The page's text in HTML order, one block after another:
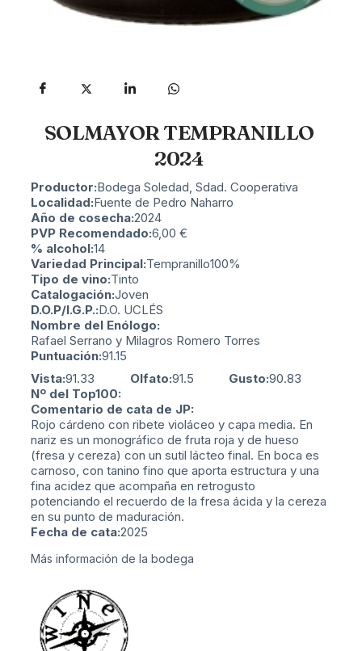
SOLMAYOR TEMPRANILLO
2024
Productor:Bodega Soledad, Sdad. Cooperativa
Localidad:Fuente de Pedro Naharro
Año de cosecha:2024
PVP Recomendado:6,00 €
% alcohol:14
Variedad Principal:Tempranillo100%
Tipo de vino:Tinto
Catalogación:Joven
D.O.P/I.G.P.:D.O. UCLÉS
Nombre del Enólogo:
Rafael Serrano y Milagros Romero Torres
Puntuación:91.15
Vista:91.33 Olfato:91.5 Gusto:90.83
Nº del Top100:
Comentario de cata de JP:
Rojo cárdeno con ribete violáceo y capa media. En
nariz es un monográfico de fruta roja y de hueso
(fresa y cereza) con un sutil lácteo final. En boca es
carnoso, con tanino fino que aporta estructura y una
fina acidez que acompaña en retrogusto
potenciando el recuerdo de la fresa ácida y la cereza
en su punto de maduración.
Fecha de cata:2025
Más información de la bodega